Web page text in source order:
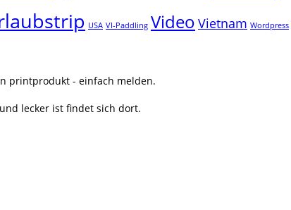
USA VI-Paddling Video Vietnam Wordpress
printprodukt - einfach melden.
lecker ist findet sich dort.